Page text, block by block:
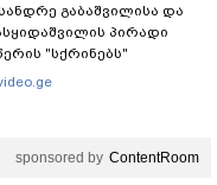
გაბაშვილისა და
პირადი
"სქრინებს"
sponsored by ContentRoom